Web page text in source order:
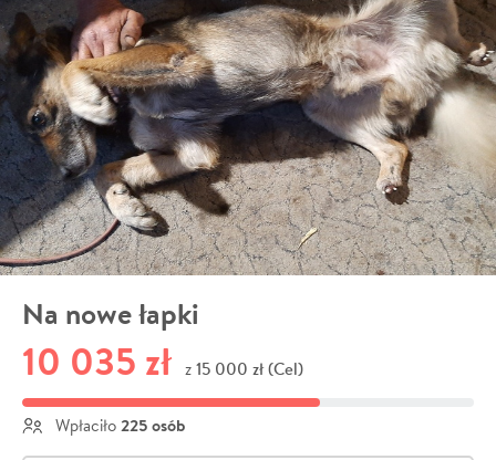
Na nowe łapki
10 035 zł z 15 000 zł (Cel)
Wpłaciło 225 osób